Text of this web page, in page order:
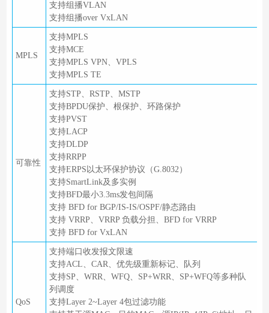
支持组播VLAN
支持组播over VxLAN
MPLS
支持MPLS
支持MCE
支持MPLS VPN、VPLS
支持MPLS TE
可靠性
支持STP、RSTP、MSTP
支持BPDU保护、根保护、环路保护
支持PVST
支持LACP
支持DLDP
支持RRPP
支持ERPS以太环保护协议（G.8032）
支持SmartLink及多实例
支持BFD最小3.3ms发包间隔
支持 BFD for BGP/IS-IS/OSPF/静态路由
支持 VRRP、VRRP 负载分担、BFD for VRRP
支持 BFD for VxLAN
QoS
支持端口收发报文限速
支持ACL、CAR、优先级重新标记、队列
支持SP、WRR、WFQ、SP+WRR、SP+WFQ等多种队
列调度
支持Layer 2~Layer 4包过滤功能